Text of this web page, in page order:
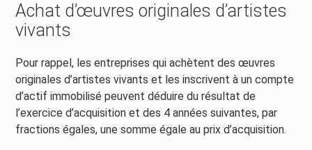
Achat d’œuvres originales d’artistes
vivants
Pour rappel, les entreprises qui achètent des œuvres
originales d’artistes vivants et les inscrivent à un compte
d’actif immobilisé peuvent déduire du résultat de
l’exercice d’acquisition et des 4 années suivantes, par
fractions égales, une somme égale au prix d’acquisition.